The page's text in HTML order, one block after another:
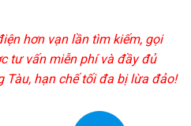
hơn vạn lần tìm kiếm, gọi
tư vấn miễn phí và đầy đủ
Tàu, hạn chế tối đa bị lừa đảo!